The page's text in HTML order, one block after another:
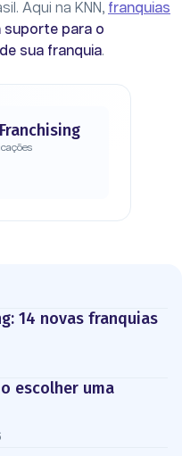
Aqui na KNN, franquias
suporte para o
sua franquia.
14 novas franquias
escolher uma